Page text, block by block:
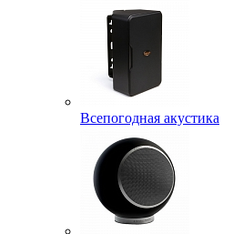
Всепогодная акустика